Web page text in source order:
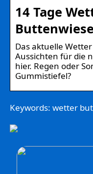
14 Tage
Das aktuelle
Aussichten für die
hier. Regen oder
Gummistiefel?
Keywords: wetter